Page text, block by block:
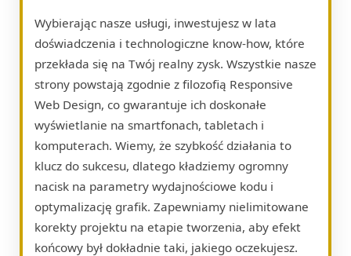
Wybierając nasze usługi, inwestujesz w lata
doświadczenia i technologiczne know-how, które
przekłada się na Twój realny zysk. Wszystkie nasze
strony powstają zgodnie z filozofią Responsive
Web Design, co gwarantuje ich doskonałe
wyświetlanie na smartfonach, tabletach i
komputerach. Wiemy, że szybkość działania to
klucz do sukcesu, dlatego kładziemy ogromny
nacisk na parametry wydajnościowe kodu i
optymalizację grafik. Zapewniamy nielimitowane
korekty projektu na etapie tworzenia, aby efekt
końcowy był dokładnie taki, jakiego oczekujesz.